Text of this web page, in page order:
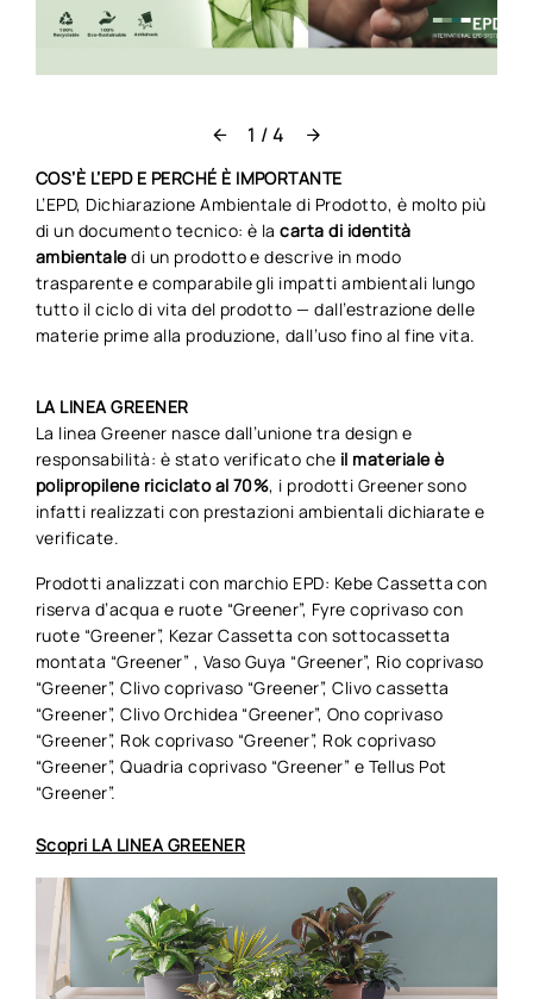
1 / 4
COS’È L’EPD E PERCHÉ È IMPORTANTE
L’EPD, Dichiarazione Ambientale di Prodotto, è molto più
di un documento tecnico: è lacarta di identità
ambientaledi un prodotto e descrive in modo
trasparente e comparabile gli impatti ambientali lungo
tutto il ciclo di vita del prodotto — dall’estrazione delle
materie prime alla produzione, dall’uso fino al fine vita.
LA LINEA GREENER
La linea Greener nasce dall’unione tra design e
responsabilità: è stato verificato che il materiale è
polipropilene riciclato al 70%, i prodotti Greener sono
infatti realizzati con prestazioni ambientali dichiarate e
verificate.
Prodotti analizzati con marchio EPD: Kebe Cassetta con
riserva d’acqua e ruote “Greener”, Fyre coprivaso con
ruote “Greener”, Kezar Cassetta con sottocassetta
montata “Greener” , Vaso Guya “Greener”, Rio coprivaso
“Greener”, Clivo coprivaso “Greener”, Clivo cassetta
“Greener”, Clivo Orchidea “Greener”, Ono coprivaso
“Greener”, Rok coprivaso “Greener”, Rok coprivaso
“Greener”, Quadria coprivaso “Greener” e Tellus Pot
“Greener”.
Scopri LA LINEA GREENER